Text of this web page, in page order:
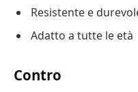
Resistente e
Adatto a tutte le età
Contro